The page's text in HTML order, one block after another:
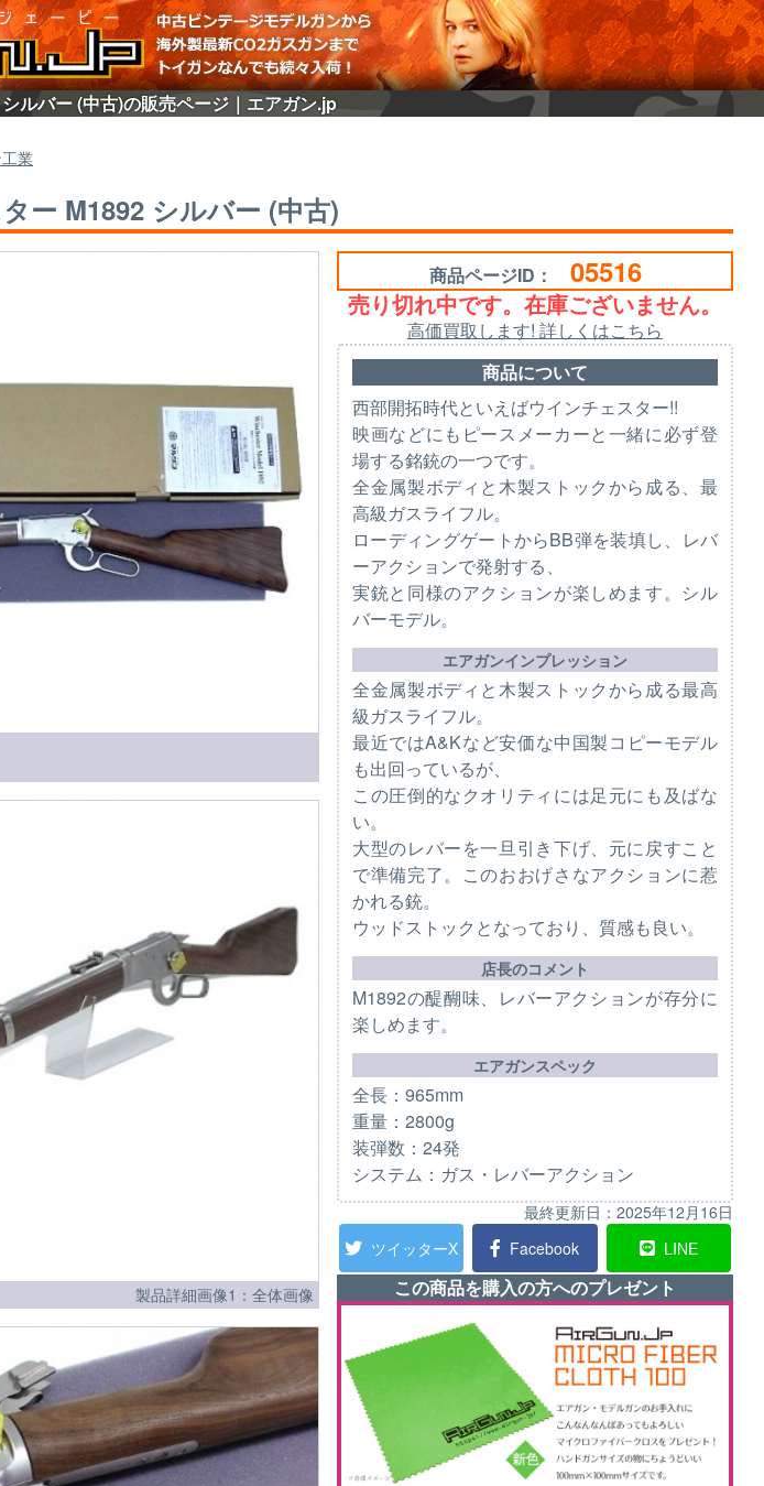
ルバー (中古)の販売ページ｜エアガン.jp
業
ー M1892 シルバー (中古)
商品ページID： 05516
売り切れ中です。在庫ございません。
高価買取します! 詳しくはこちら
商品について
西部開拓時代といえばウインチェスター!!
映画などにもピースメーカーと一緒に必ず登
場する銘銃の一つです。
全金属製ボディと木製ストックから成る、最
高級ガスライフル。
ローディングゲートからBB弾を装填し、レバ
ーアクションで発射する、
実銃と同様のアクションが楽しめます。シル
バーモデル。
エアガンインプレッション
全金属製ボディと木製ストックから成る最高
級ガスライフル。
最近ではA&Kなど安価な中国製コピーモデル
も出回っているが、
この圧倒的なクオリティには足元にも及ばな
い。
大型のレバーを一旦引き下げ、元に戻すこと
で準備完了。このおおげさなアクションに惹
かれる銃。
ウッドストックとなっており、質感も良い。
店長のコメント
M1892の醍醐味、レバーアクションが存分に
楽しめます。
エアガンスペック
全長：965mm
重量：2800g
装弾数：24発
システム：ガス・レバーアクション
最終更新日： 2025年12月16日
ツイッターX
Facebook LINE
この商品を購入の方へのプレゼント
製品詳細画像1：全体画像